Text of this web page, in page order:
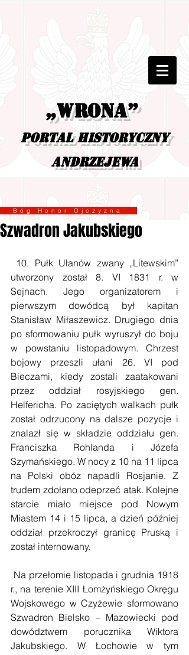
„Wrona”
portal historyczny
Andrzejewa
Honor Ojczyzna
Szwadron Jakubskiego
utworzony został 8. VI 1831 r. w
Sejnach. Jego organizatorem i
pierwszym dowódcą był kapitan
Stanisław Miłaszewicz. Drugiego dnia
po sformowaniu pułk wyruszył do boju
w powstaniu listopadowym. Chrzest
bojowy przeszli ułani 26. VI pod
Bieczami, kiedy zostali zaatakowani
przez oddział rosyjskiego gen.
Helfericha. Po zaciętych walkach pułk
został odrzucony na dalsze pozycje i
znalazł się w składzie oddziału gen.
Franciszka Rohlanda i Józefa
Szymańskiego. W nocy z 10 na 11 lipca
na Polski obóz napadli Rosjanie. Z
trudem zdołano odeprzeć atak. Kolejne
starcie miało miejsce pod Nowym
Miastem 14 i 15 lipca, a dzień później
oddział przekroczył granicę Pruską i
został internowany.
r., na terenie XIII Łomżyńskiego Okręgu
Wojskowego w Czyżewie sformowano
Szwadron Bielsko – Mazowiecki pod
dowództwem porucznika Wiktora
Jakubskiego. W Łochowie w tym